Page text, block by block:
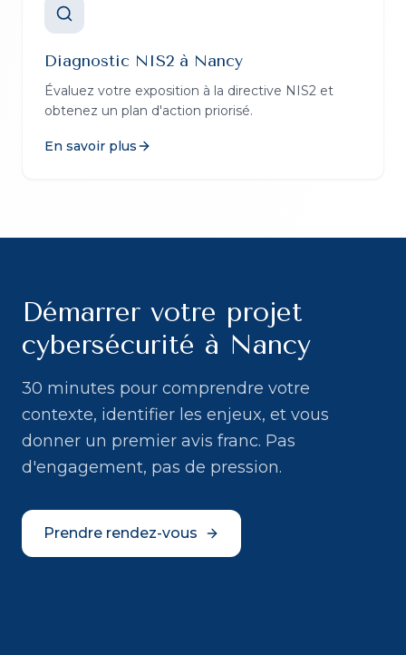
Diagnostic NIS2 à Nancy
Évaluez votre exposition à la directive NIS2 et
obtenez un plan d'action priorisé.
En savoir plus
Démarrer votre projet
cybersécurité à Nancy
30 minutes pour comprendre votre
contexte, identifier les enjeux, et vous
donner un premier avis franc. Pas
d'engagement, pas de pression.
Prendre rendez-vous